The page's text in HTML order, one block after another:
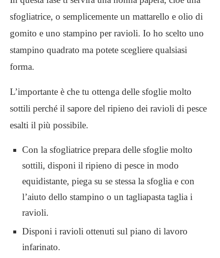
sfogliatrice, o semplicemente un mattarello e olio di
gomito e uno stampino per ravioli. Io ho scelto uno
stampino quadrato ma potete scegliere qualsiasi
forma.
L’importante è che tu ottenga delle sfoglie molto
sottili perché il sapore del ripieno dei ravioli di pesce
esalti il più possibile.
Con la sfogliatrice prepara delle sfoglie molto
sottili, disponi il ripieno di pesce in modo
equidistante, piega su se stessa la sfoglia e con
l’aiuto dello stampino o un tagliapasta taglia i
ravioli.
Disponi i ravioli ottenuti sul piano di lavoro
infarinato.